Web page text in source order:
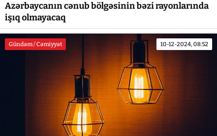
Azərbaycanın cənub bölgəsinin bəzi rayonlarında
işıq olmayacaq
Gündəm / Cəmiyyət 10-12-2024, 08:52